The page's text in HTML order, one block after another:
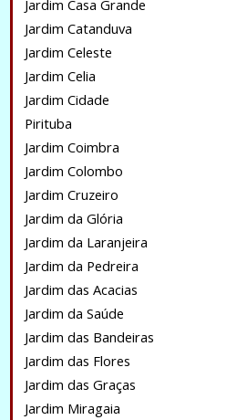
Jardim Casa Grande
Jardim Catanduva
Jardim Celeste
Jardim Celia
Jardim Cidade
Pirituba
Jardim Coimbra
Jardim Colombo
Jardim Cruzeiro
Jardim da Glória
Jardim da Laranjeira
Jardim da Pedreira
Jardim das Acacias
Jardim da Saúde
Jardim das Bandeiras
Jardim das Flores
Jardim das Graças
Jardim Miragaia